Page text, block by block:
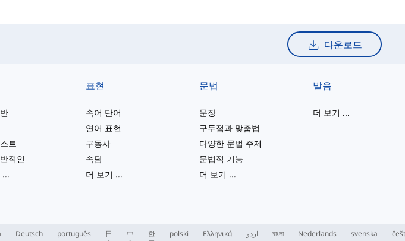
다운로드
트
적인
...
표현
속어 단어
연어 표현
구동사
속담
더 보기 ...
문법
문장
구두점과 맞춤법
다양한 문법 주제
문법적 기능
더 보기 ...
발음
더 보기 ...
Deutsch português
日
中
한
polski Ελληνικά اردو বাংলা Nederlands svenska